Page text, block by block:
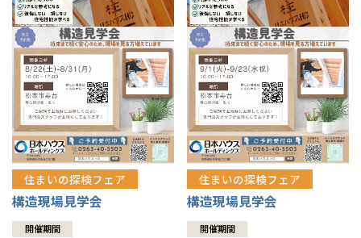
住まいの探検フェア
構造現場見学会
開催期間
住まいの探検フェア
構造現場見学会
開催期間